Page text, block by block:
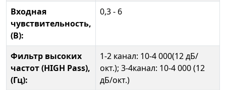
Входная
чувствительность,
(В):
0,3 - 6
Фильтр высоких
частот (HIGH Pass),
(Гц):
1-2 канал: 10-4 000(12 дБ/
окт.); 3-4канал: 10-4 000 (12
дБ/окт.)